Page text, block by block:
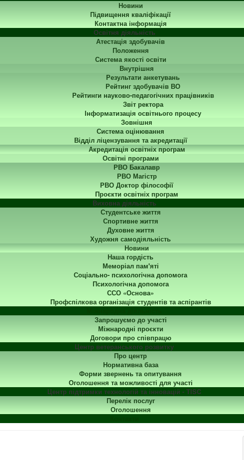
Новини
Підвищення кваліфікації
Контактна інформація
Освітня діяльність
Атестація здобувачів
Положення
Система якості освіти
Внутрішня
Результати анкетувань
Рейтинг здобувачів ВО
Рейтинги науково-педагогічних працівників
Звіт ректора
Інформатизація освітнього процесу
Зовнішня
Система оцінювання
Відділ ліцензування та акредитації
Акредитація освітніх програм
Освітні програми
РВО Бакалавр
РВО Магістр
РВО Доктор філософії
Проєкти освітніх програм
Виховна діяльність
Студентське життя
Спортивне життя
Духовне життя
Художня самодіяльність
Новини
Наша гордість
Меморіал пам'яті
Соціально- психологічна допомога
Психологічна допомога
ССО «Основа»
Профспілкова організація студентів та аспірантів
Запрошуємо до участі
Міжнародні проєкти
Договори про співпрацю
Центр ветеранського розвитку
Про центр
Нормативна база
Форми звернень та опитування
Оголошення та можливості для участі
Центр підтримки технологій та інновацій - TISC
Перелік послуг
Оголошення